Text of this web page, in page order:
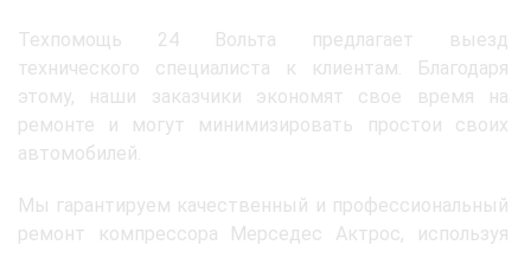
Техпомощь 24 Вольта предлагает выезд
технического специалиста к клиентам. Благодаря
этому, наши заказчики экономят свое время на
ремонте и могут минимизировать простои своих
автомобилей.
Мы гарантируем качественный и профессиональный
ремонт компрессора Мерседес Актрос, используя